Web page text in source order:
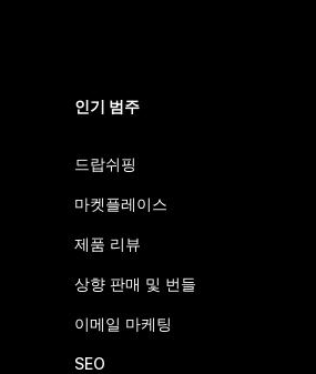
인기 범주
드랍쉬핑
마켓플레이스
제품 리뷰
상향 판매 및 번들
이메일 마케팅
SEO